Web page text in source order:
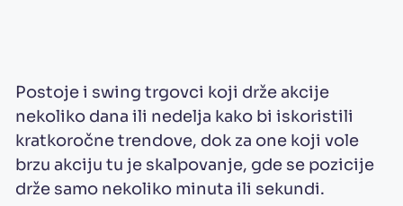
Postoje i swing trgovci koji drže akcije
nekoliko dana ili nedelja kako bi iskoristili
kratkoročne trendove, dok za one koji vole
brzu akciju tu je skalpovanje, gde se pozicije
drže samo nekoliko minuta ili sekundi.